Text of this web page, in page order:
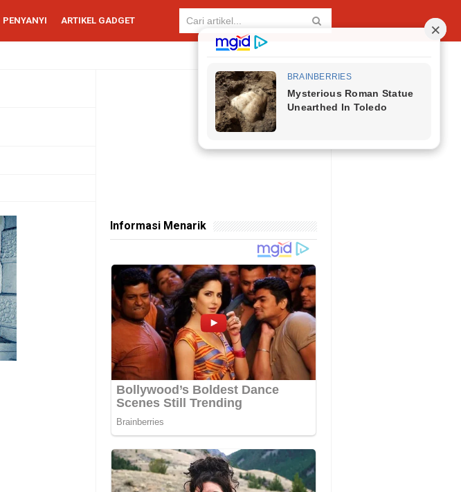
PENYANYI ARTIKEL GADGET
Informasi Menarik